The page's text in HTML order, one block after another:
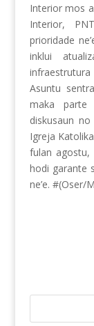
Interior mos
Interior,
prioridade
inklui
infraestrutura
Asuntu
maka
diskusaun
Igreja
fulan agostu,
hodi garante
ne’e. #(Oser/